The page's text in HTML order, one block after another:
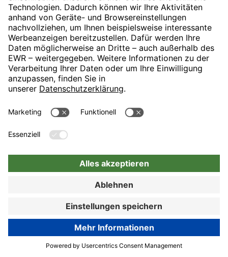
Nürnberg
Zur Buchung